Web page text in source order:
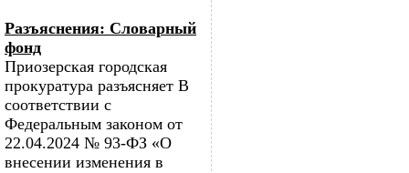
Разъяснения: Словарный
фонд
Приозерская городская
прокуратура разъясняет В
соответствии с
Федеральным законом от
22.04.2024 № 93-ФЗ «О
внесении изменения в